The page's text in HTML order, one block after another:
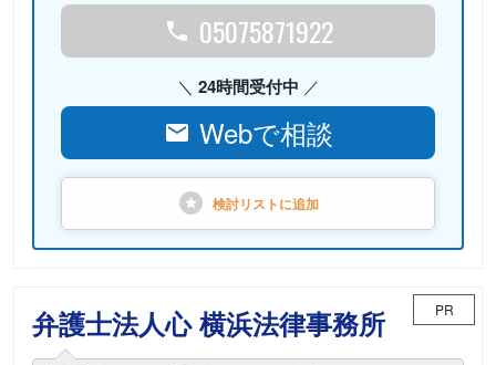
05075871922
24時間受付中
Webで相談
検討リストに追加
弁護士法人心 横浜法律事務所 PR